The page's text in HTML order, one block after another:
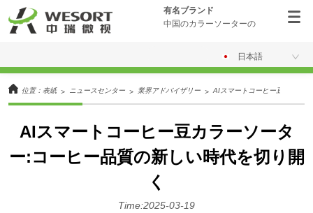
有名ブランド
中国のカラーソーターの
日本語
位置： 表紙 > ニュースセンター > 業界アドバイザリー > AIスマートコーヒー豆カラー
AIスマートコーヒー豆カラーソータ
ー:コーヒー品質の新しい時代を切り開
く
Time:2025-03-19